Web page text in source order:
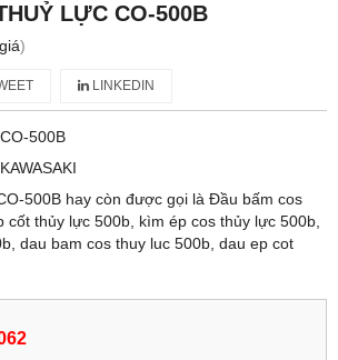
LỰC CO-500B
)
LINKEDIN
CO-500B
KAWASAKI
500B hay còn được gọi là Đầu bấm cos
cốt thủy lực 500b, kìm ép cos thủy lực 500b,
dau bam cos thuy luc 500b, dau ep cot